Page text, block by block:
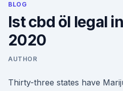
BLOG
Ist cbd öl legal
2020
AUTHOR
Thirty-three states have